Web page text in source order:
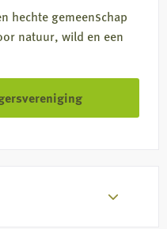
hechte gemeenschap
natuur, wild en een